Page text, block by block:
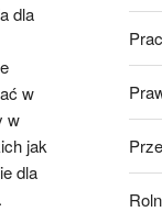
dla
w
w
jak
dla